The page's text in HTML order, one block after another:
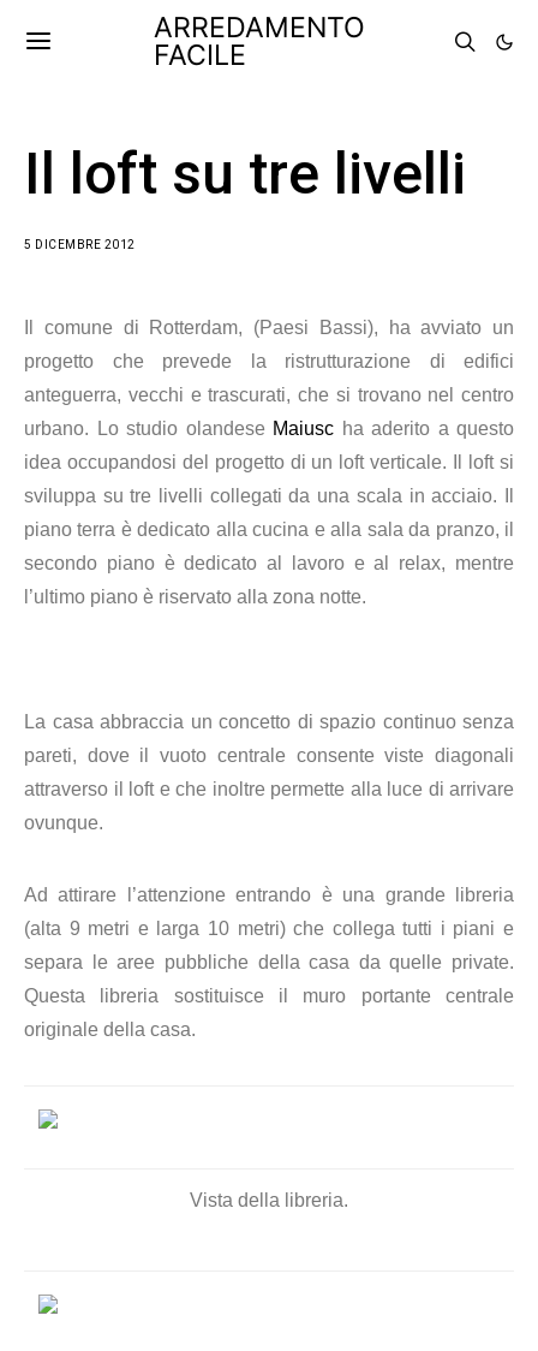
ARREDAMENTO
FACILE
Il loft su tre livelli
5 DICEMBRE 2012
Il comune di Rotterdam, (Paesi Bassi), ha avviato un
progetto che prevede la ristrutturazione di edifici
anteguerra, vecchi e trascurati, che si trovano nel centro
urbano. Lo studio olandese Maiusc ha aderito a questo
idea occupandosi del progetto di un loft verticale. Il loft si
sviluppa su tre livelli collegati da una scala in acciaio. Il
piano terra è dedicato alla cucina e alla sala da pranzo, il
secondo piano è dedicato al lavoro e al relax, mentre
l’ultimo piano è riservato alla zona notte.
La casa abbraccia un concetto di spazio continuo senza
pareti, dove il vuoto centrale consente viste diagonali
attraverso il loft e che inoltre permette alla luce di arrivare
ovunque.
Ad attirare l’attenzione entrando è una grande libreria
(alta 9 metri e larga 10 metri) che collega tutti i piani e
separa le aree pubbliche della casa da quelle private.
Questa libreria sostituisce il muro portante centrale
originale della casa.
Vista della libreria.